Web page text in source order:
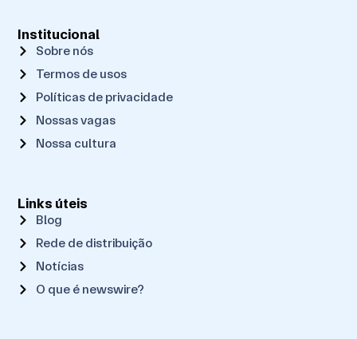
Institucional
Sobre nós
Termos de usos
Políticas de privacidade
Nossas vagas
Nossa cultura
Links úteis
Blog
Rede de distribuição
Notícias
O que é newswire?